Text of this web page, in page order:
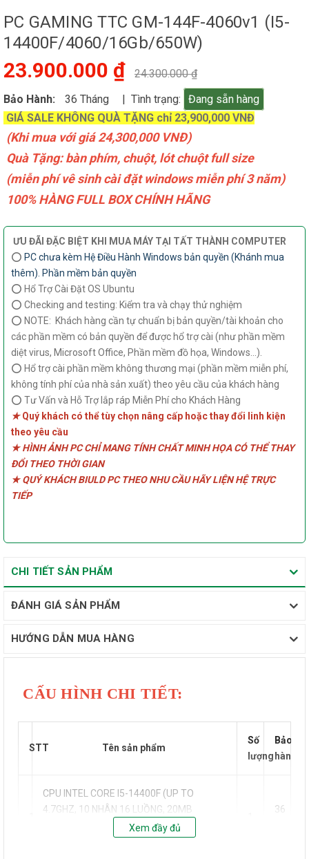
PC GAMING TTC GM-144F-4060v1 (I5-
14400F/4060/16Gb/650W)
23.900.000 ₫
24.300.000 ₫
Bảo Hành:
36 Tháng | Tình trạng:
Đang sẵn hàng
GIÁ SALE KHÔNG QUÀ TẶNG chỉ 23,900,000 VNĐ
(Khi mua với giá 24,300,000 VNĐ)
Quà Tặng: bàn phím, chuột, lót chuột full size
(miễn phí vê sinh cài đặt windows miễn phí 3 năm)
100% HÀNG FULL BOX CHÍNH HÃNG
ƯU ĐÃI ĐẶC BIỆT KHI MUA MÁY TẠI TẤT THÀNH COMPUTER
⭕ PC chưa kèm Hệ Điều Hành Windows bản quyền (Khánh mua
thêm). Phần mềm bản quyền
⭕ Hổ Trợ Cài Đặt OS Ubuntu
⭕ Checking and testing: Kiểm tra và chạy thử nghiệm
⭕ NOTE: Khách hàng cần tự chuẩn bị bản quyền/tài khoản cho
các phần mềm có bản quyền để được hổ trợ cài (như phần mềm
diệt virus, Microsoft Office, Phần mềm đồ họa, Windows...).
⭕ Hổ trợ cài phần mềm không thương mại (phần mềm miễn phí,
không tính phí của nhà sản xuất) theo yêu cầu của khách hàng
⭕ Tư Vấn và Hỗ Trợ lắp ráp Miễn Phí cho Khách Hàng
★Quý khách có thể tùy chọn nâng cấp hoặc thay đổi linh kiện
theo yêu cầu
★ HÌNH ẢNH PC CHỈ MANG TÍNH CHẤT MINH HỌA CÓ THỂ THAY
ĐỔI THEO THỜI GIAN
★ QUÝ KHÁCH BIULD PC THEO NHU CẦU HÃY LIỆN HỆ TRỰC
TIẾP
CHI TIẾT SẢN PHẨM
ĐÁNH GIÁ SẢN PHẨM
HƯỚNG DẪN MUA HÀNG
CẤU HÌNH CHI TIẾT:
STT Tên sản phẩm
Số
lượng
Bảo
hành
CPU INTEL CORE I5-14400F (UP TO
4.7GHZ, 10 NHÂN 16 LUỒNG, 20MB
CACHE, 65W) - SOCKET INTEL LGA
1700/RAPTOR LAKE
36
Xem đầy đủ